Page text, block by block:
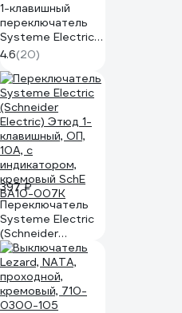
1-клавишный
переключатель
Systeme Electric
BLANCA, О/У, сх.6,
с подсветкой, 10А,
250B, белый
BLNVA106111
4.6(20)
397 ₽
Переключатель
Systeme Electric
(Schneider
Electric) Этюд 1-
клавишный, ОП,
10А, с
индикатором,
кремовый SchE